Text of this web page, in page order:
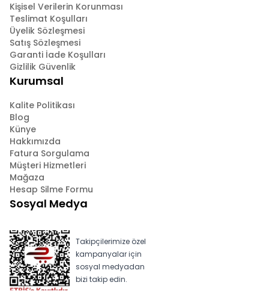
Kişisel Verilerin Korunması
Teslimat Koşulları
Üyelik Sözleşmesi
Satış Sözleşmesi
Garanti İade Koşulları
Gizlilik Güvenlik
Kurumsal
Kalite Politikası
Blog
Künye
Hakkımızda
Fatura Sorgulama
Müşteri Hizmetleri
Mağaza
Hesap Silme Formu
Sosyal Medya
Takipçilerimize özel
kampanyalar için
sosyal medyadan
bizi takip edin.